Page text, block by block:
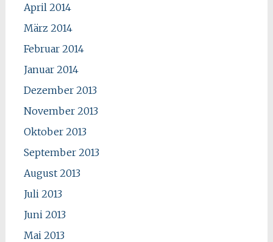
April 2014
März 2014
Februar 2014
Januar 2014
Dezember 2013
November 2013
Oktober 2013
September 2013
August 2013
Juli 2013
Juni 2013
Mai 2013